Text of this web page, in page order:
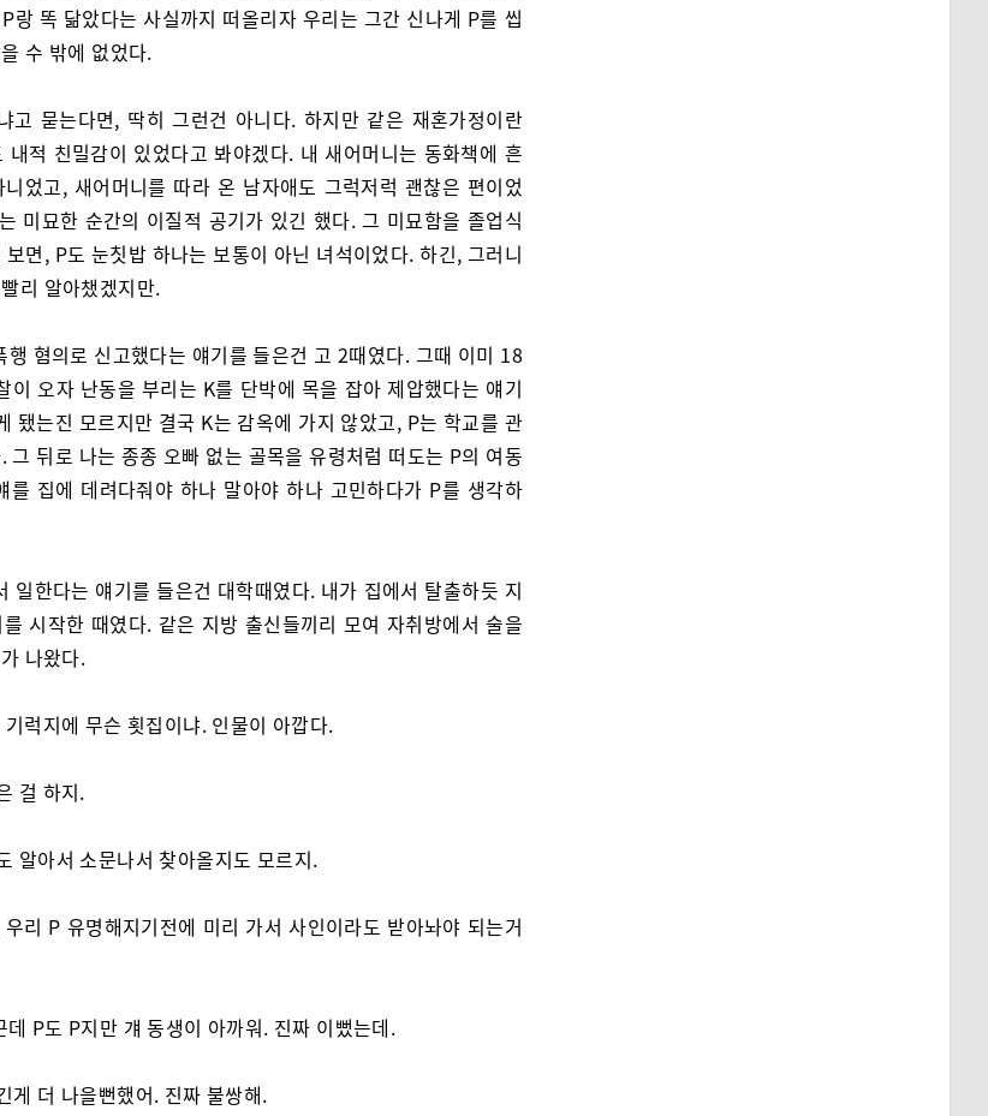
랑 똑 닮았다는 사실까지 떠올리자 우리는 그간 신나게 P를 씹
수 밖에 없었다.
고 묻는다면, 딱히 그런건 아니다. 하지만 같은 재혼가정이란
내적 친밀감이 있었다고 봐야겠다. 내 새어머니는 동화책에 흔
었고, 새어머니를 따라 온 남자애도 그럭저럭 괜찮은 편이었
미묘한 순간의 이질적 공기가 있긴 했다. 그 미묘함을 졸업식
면, P도 눈칫밥 하나는 보통이 아닌 녀석이었다. 하긴, 그러니
리 알아챘겠지만.
행 혐의로 신고했다는 얘기를 들은건 고 2때였다. 그때 이미 18
이 오자 난동을 부리는 K를 단박에 목을 잡아 제압했다는 얘기
됐는진 모르지만 결국 K는 감옥에 가지 않았고, P는 학교를 관
그 뒤로 나는 종종 오빠 없는 골목을 유령처럼 떠도는 P의 여동
를 집에 데려다줘야 하나 말아야 하나 고민하다가 P를 생각하
일한다는 얘기를 들은건 대학때였다. 내가 집에서 탈출하듯 지
시작한 때였다. 같은 지방 출신들끼리 모여 자취방에서 술을
나왔다.
럭지에 무슨 횟집이냐. 인물이 아깝다.
걸 하지.
알아서 소문나서 찾아올지도 모르지.
리 P 유명해지기전에 미리 가서 사인이라도 받아놔야 되는거
P도 P지만 걔 동생이 아까워. 진짜 이뻤는데.
게 더 나을뻔했어. 진짜 불쌍해.